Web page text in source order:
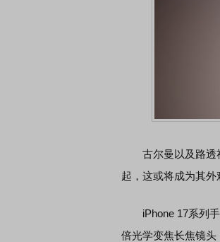
古尔曼以及路透社
起，这或将成为其外
iPhone 17系列手
倍光学变焦长焦镜头